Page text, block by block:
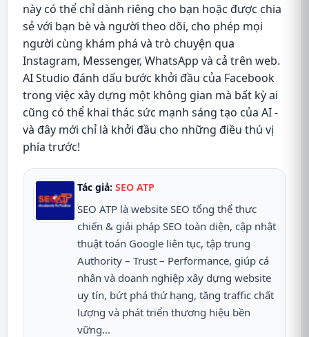
này có thể chỉ dành riêng cho bạn hoặc được chia
sẻ với bạn bè và người theo dõi, cho phép mọi
người cùng khám phá và trò chuyện qua
Instagram, Messenger, WhatsApp và cả trên web.
AI Studio đánh dấu bước khởi đầu của Facebook
trong việc xây dựng một không gian mà bất kỳ ai
cũng có thể khai thác sức mạnh sáng tạo của AI -
và đây mới chỉ là khởi đầu cho những điều thú vị
phía trước!
Tác giả: SEO ATP
SEO ATP là website SEO tổng thể thực
chiến & giải pháp SEO toàn diện, cập nhật
thuật toán Google liên tục, tập trung
Authority – Trust – Performance, giúp cá
nhân và doanh nghiệp xây dựng website
uy tín, bứt phá thứ hạng, tăng traffic chất
lượng và phát triển thương hiệu bền
vững...